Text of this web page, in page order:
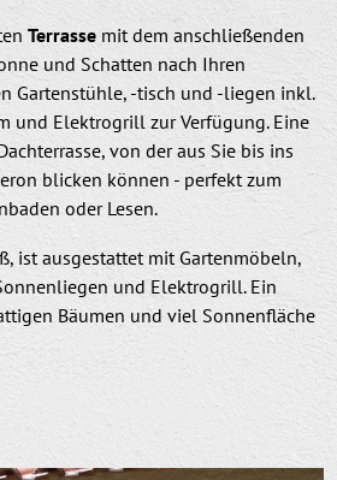
Terrasse mit dem anschließenden
und Schatten nach Ihren
Gartenstühle, -tisch und -liegen inkl.
und Elektrogrill zur Verfügung. Eine
von der aus Sie bis ins
blicken können - perfekt zum
oder Lesen.
ist ausgestattet mit Gartenmöbeln,
und Elektrogrill. Ein
Bäumen und viel Sonnenfläche